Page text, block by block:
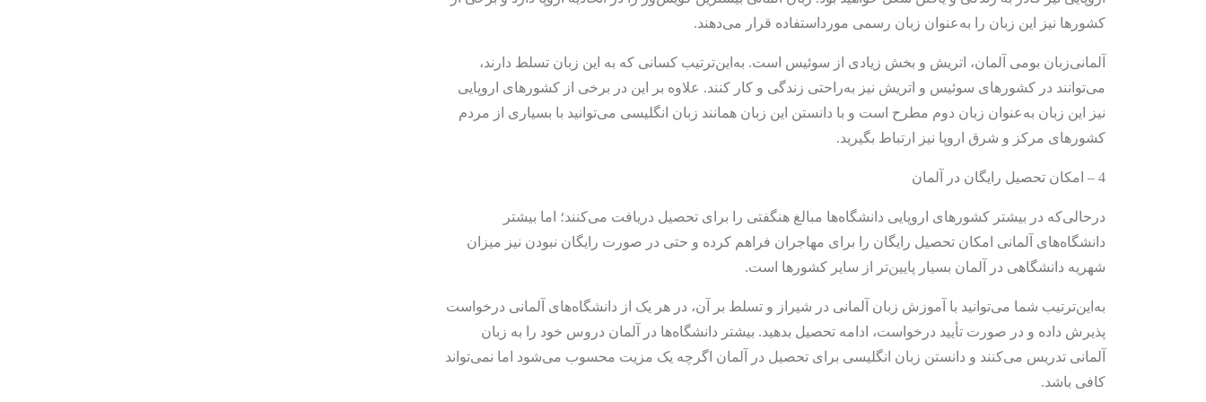
کشورها نیز این زبان را به‌عنوان زبان رسمی مورداستفاده قرار می‌دهند.
آلمانی‌زبان بومی آلمان، اتریش و بخش زیادی از سوئیس است. به‌این‌ترتیب کسانی که به این زبان تسلط دارند،
می‌توانند در کشورهای سوئیس و اتریش نیز به‌راحتی زندگی و کار کنند. علاوه بر این در برخی از کشورهای اروپایی
نیز این زبان به‌عنوان زبان دوم مطرح است و با دانستن این زبان همانند زبان انگلیسی می‌توانید با بسیاری از مردم
کشورهای مرکز و شرق اروپا نیز ارتباط بگیرید.
4 – امکان تحصیل رایگان در آلمان
درحالی‌که در بیشتر کشورهای اروپایی دانشگاه‌ها مبالغ هنگفتی را برای تحصیل دریافت می‌کنند؛ اما بیشتر
دانشگاه‌های آلمانی امکان تحصیل رایگان را برای مهاجران فراهم کرده و حتی در صورت رایگان نبودن نیز میزان
شهریه دانشگاهی در آلمان بسیار پایین‌تر از سایر کشورها است.
به‌این‌ترتیب شما می‌توانید با آموزش زبان آلمانی در شیراز و تسلط بر آن، در هر یک از دانشگاه‌های آلمانی درخواست
پذیرش داده و در صورت تأیید درخواست، ادامه تحصیل بدهید. بیشتر دانشگاه‌ها در آلمان دروس خود را به زبان
آلمانی تدریس می‌کنند و دانستن زبان انگلیسی برای تحصیل در آلمان اگرچه یک مزیت محسوب می‌شود اما نمی‌تواند
کافی باشد.